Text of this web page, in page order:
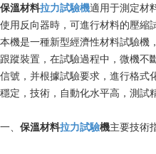
保溫材料拉力試驗機適用于測定材
使用反向器時，可進行材料的壓縮
本機是一種新型經濟性材料試驗機
跟蹤裝置，在試驗過程中，微機不
信號，并根據試驗要求，進行格式
穩定，技術，自動化水平高，測試
一、 保溫材料拉力試驗機主要技術